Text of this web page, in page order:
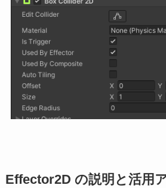
Effector2D の説明と活用